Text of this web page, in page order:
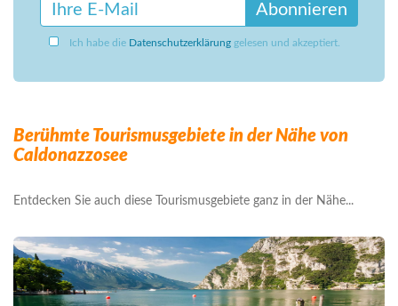
Abonnieren
Ich habe die Datenschutzerklärung gelesen und akzeptiert.
Berühmte Tourismusgebiete in der Nähe von
Caldonazzosee
Entdecken Sie auch diese Tourismusgebiete ganz in der Nähe...